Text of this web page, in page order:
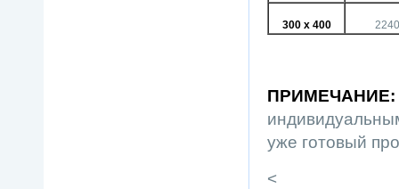
300 х 400 2240
ПРИМЕЧАНИЕ:
уже готовый
<